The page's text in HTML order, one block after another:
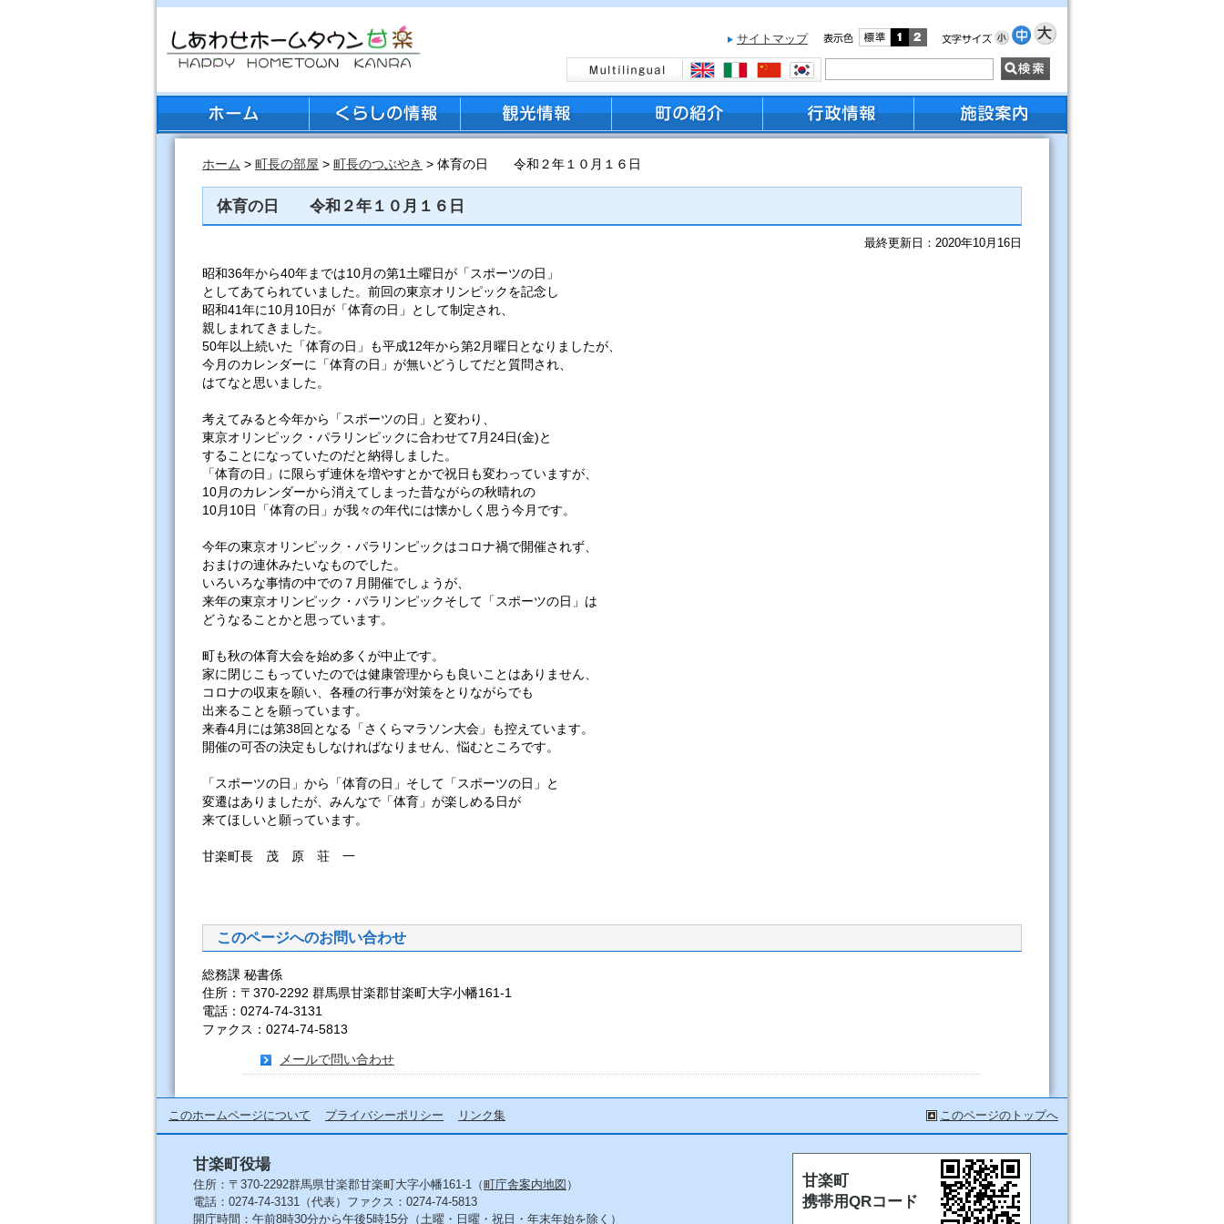
サイトマップ
ホーム > 町長の部屋 > 町長のつぶやき > 体育の日 令和２年１０月１６日
体育の日 令和２年１０月１６日
最終更新日：2020年10月16日
昭和36年から40年までは10月の第1土曜日が「スポーツの日」
としてあてられていました。前回の東京オリンピックを記念し
昭和41年に10月10日が「体育の日」として制定され、
親しまれてきました。
50年以上続いた「体育の日」も平成12年から第2月曜日となりましたが、
今月のカレンダーに「体育の日」が無いどうしてだと質問され、
はてなと思いました。
考えてみると今年から「スポーツの日」と変わり、
東京オリンピック・パラリンピックに合わせて7月24日(金)と
することになっていたのだと納得しました。
「体育の日」に限らず連休を増やすとかで祝日も変わっていますが、
10月のカレンダーから消えてしまった昔ながらの秋晴れの
10月10日「体育の日」が我々の年代には懐かしく思う今月です。
今年の東京オリンピック・パラリンピックはコロナ禍で開催されず、
おまけの連休みたいなものでした。
いろいろな事情の中での７月開催でしょうが、
来年の東京オリンピック・パラリンピックそして「スポーツの日」は
どうなることかと思っています。
町も秋の体育大会を始め多くが中止です。
家に閉じこもっていたのでは健康管理からも良いことはありません、
コロナの収束を願い、各種の行事が対策をとりながらでも
出来ることを願っています。
来春4月には第38回となる「さくらマラソン大会」も控えています。
開催の可否の決定もしなければなりません、悩むところです。
「スポーツの日」から「体育の日」そして「スポーツの日」と
変遷はありましたが、みんなで「体育」が楽しめる日が
来てほしいと願っています。
甘楽町長 茂 原 荘 一
このページへのお問い合わせ
総務課 秘書係
住所：〒370-2292 群馬県甘楽郡甘楽町大字小幡161-1
電話：0274-74-3131
ファクス：0274-74-5813
メールで問い合わせ
このページのトップへ
このホームページについて プライバシーポリシー リンク集
甘楽町役場
住所：〒370-2292群馬県甘楽郡甘楽町大字小幡161-1（町庁舎案内地図 ）
電話：0274-74-3131（代表）ファクス：0274-74-5813
開庁時間：午前8時30分から午後5時15分（土曜・日曜・祝日・年末年始を除く）
甘楽町
携帯用QRコード